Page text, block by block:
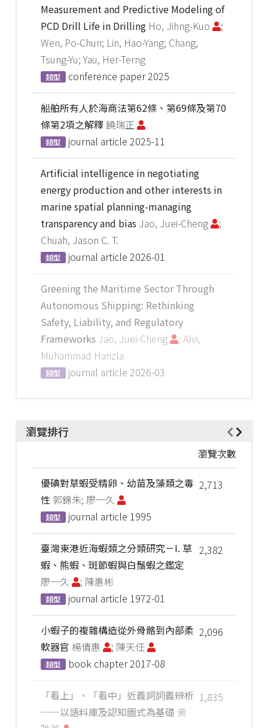
Measurement and Predictive Modeling of
PCD Drill Life in Drilling Ho, Jihng-Kuo
;
Wen, Po-Chun; Lin, Hao-Yang; Chang,
Tsung-Yu; Yau, Her-Terng
類型 conference paper2025
船舶所有人於海商法第62條、第69條及第70
條第2項之解釋饒瑞正
類型 journal article 2025-11
Artificial intelligence in negotiating
energy production and other interests in
marine spatial planning-managing
transparency and bias Jao, Juei-Cheng
;
Chuah, Jason C. T.
類型 journal article 2026-01
Greening the Maritime Sector Through
Autonomous Shipping: Rethinking
Safety, Liability, and Regulatory
Frameworks Jao, Juei-Cheng
; Alvi,
Muhammad Hanzla
類型 journal article 2026-03
瀏覽排行
瀏覽次數
2,713
優碘對草蝦受精卵、幼苗及藻類之毒
性 郭錦朱; 廖一久
類型 journal article 1995
2,382
臺灣東港近海蝦類之分類研究－I. 草
蝦、熊蝦、斑節蝦與白鬚蝦之鑑定
廖一久
; 陳惠彬
類型 journal article 1972-01
2,096
小蝦子的複雜構造從外骨骼到內部柔
軟器官 楊倩惠 ; 陳天任
類型 book chapter2017-08
1,835
「看上」、「看中」近義詞詞義辨析
──以語料庫及認知圖式為基礎 黃